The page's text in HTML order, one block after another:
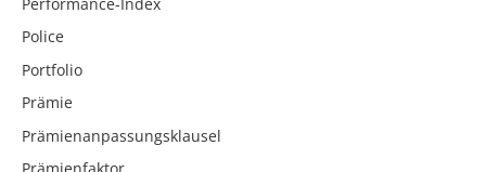
Police
Portfolio
Prämie
Prämienanpassungsklausel